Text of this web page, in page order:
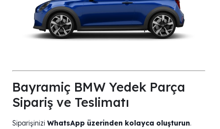
Bayramiç BMW Yedek Parça
Sipariş ve Teslimatı
Siparişinizi WhatsApp üzerinden kolayca oluşturun.